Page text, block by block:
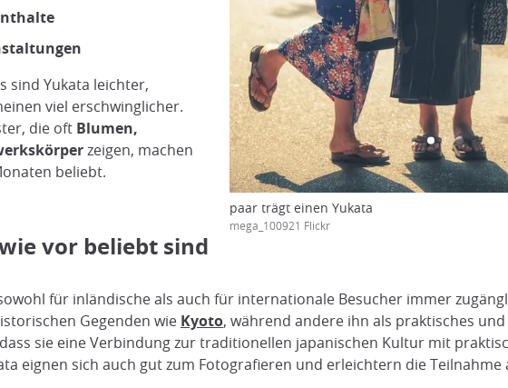
sind Yukata leichter,
viel erschwinglicher.
die oft Blumen,
zeigen, machen
beliebt.
paar trägt einen Yukata
mega_100921 Flickr
vor beliebt sind
für inländische als auch für internationale Besucher immer
Gegenden wie Kyoto, während andere ihn als praktisches
sie eine Verbindung zur traditionellen japanischen Kultur mit
eignen sich auch gut zum Fotografieren und erleichtern die